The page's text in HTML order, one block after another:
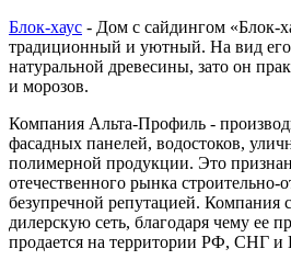
Блок-хаус - Дом с сайдингом «Блок-
традиционный и уютный. На вид
натуральной древесины, зато он
и морозов.
Компания Альта-Профиль -
фасадных панелей, водостоков,
полимерной продукции. Это
отечественного рынка строительно-
безупречной репутацией.
дилерскую сеть, благодаря чему ее
продается на территории РФ, СНГ и